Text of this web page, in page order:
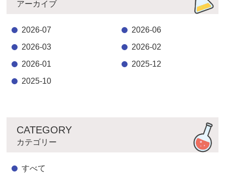
アーカイブ
2026-07
2026-06
2026-03
2026-02
2026-01
2025-12
2025-10
CATEGORY
カテゴリー
すべて